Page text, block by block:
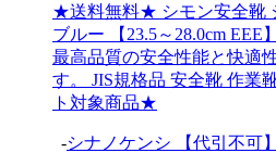
★送料無料★ シモン安全靴
ブルー 【23.5～28.0cm
最高品質の安全性能と快適
す。 JIS規格品 安全靴 作業
ト対象商品★
-シナノケンシ 【代引不可